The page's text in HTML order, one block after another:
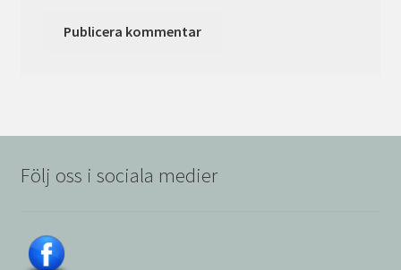
Följ oss i sociala medier